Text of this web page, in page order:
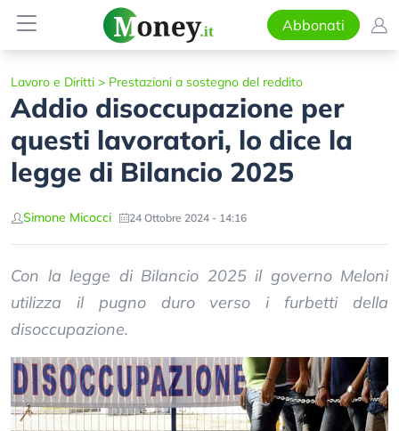
Abbonati
Lavoro e Diritti > Prestazioni a sostegno del reddito
Addio disoccupazione per
questi lavoratori, lo dice la
legge di Bilancio 2025
Simone Micocci 24 Ottobre 2024 - 14:16
Con la legge di Bilancio 2025 il governo Meloni
utilizza il pugno duro verso i furbetti della
disoccupazione.